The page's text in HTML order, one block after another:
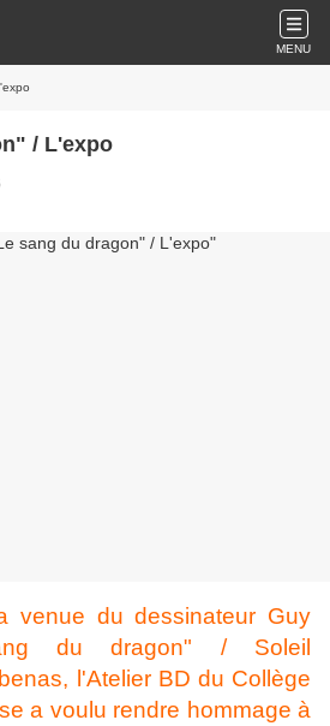
MENU
/ L'expo
venue du dessinateur Guy
du dragon" / Soleil
l'Atelier BD du Collège
a voulu rendre hommage à